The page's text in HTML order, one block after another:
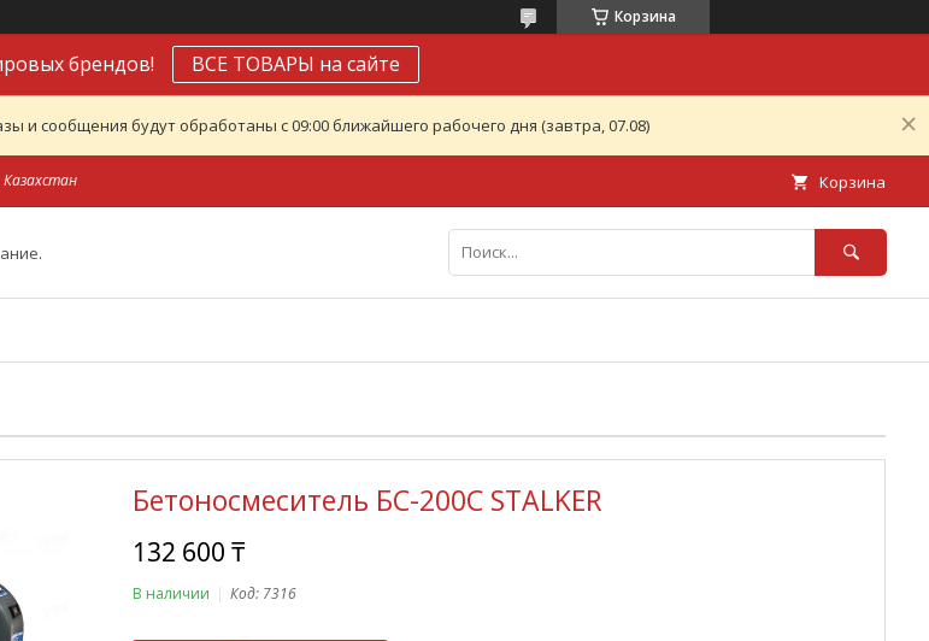
Корзина
брендов! ВСЕ ТОВАРЫ на сайте
и сообщения будут обработаны с 09:00 ближайшего рабочего дня (завтра, 07.08)
Корзина
Бетоносмеситель БС-200С STALKER
132 600 ₸
В наличии Код: 7316